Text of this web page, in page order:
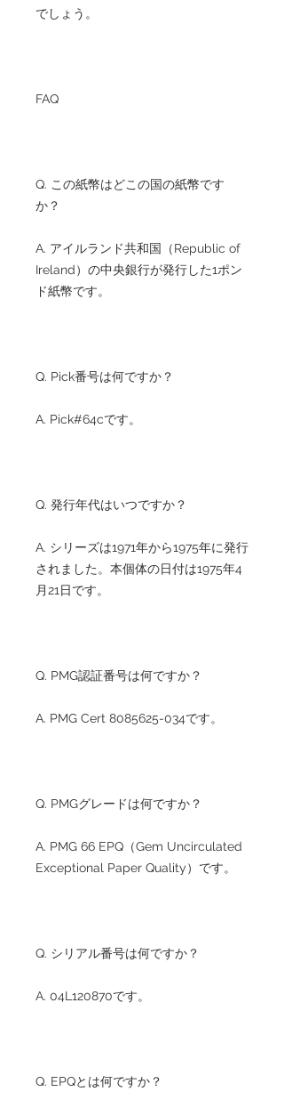
でしょう。
FAQ
Q. この紙幣はどこの国の紙幣です
か？
A. アイルランド共和国（Republic of
Ireland）の中央銀行が発行した1ポン
ド紙幣です。
Q. Pick番号は何ですか？
A. Pick#64cです。
Q. 発行年代はいつですか？
A. シリーズは1971年から1975年に発行
されました。本個体の日付は1975年4
月21日です。
Q. PMG認証番号は何ですか？
A. PMG Cert 8085625-034です。
Q. PMGグレードは何ですか？
A. PMG 66 EPQ（Gem Uncirculated
Exceptional Paper Quality）です。
Q. シリアル番号は何ですか？
A. 04L120870です。
Q. EPQとは何ですか？